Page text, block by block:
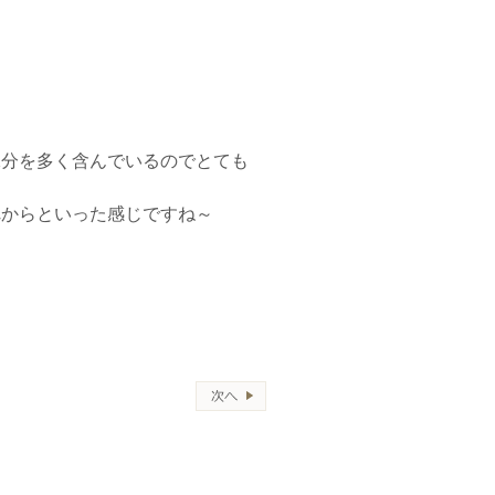
を多く含んでいるのでとても
らといった感じですね～